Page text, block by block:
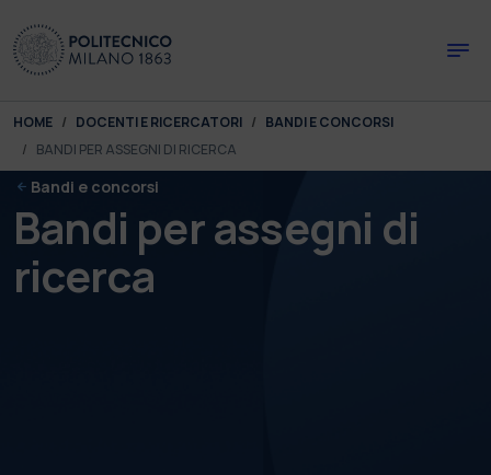
You are here:
HOME DOCENTI E RICERCATORI
BANDI E CONCORSI
BANDI PER ASSEGNI DI RICERCA
Bandi e concorsi
Bandi per assegni di
ricerca